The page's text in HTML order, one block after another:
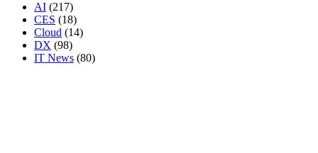
AI (217)
CES (18)
Cloud (14)
DX (98)
IT News (80)